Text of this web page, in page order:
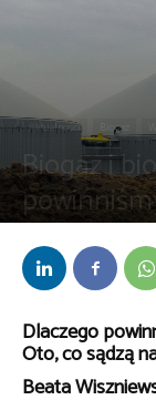
Aktualności Biogaz
Biogaz i
Dlaczego
Oto, co sądzą
Beata